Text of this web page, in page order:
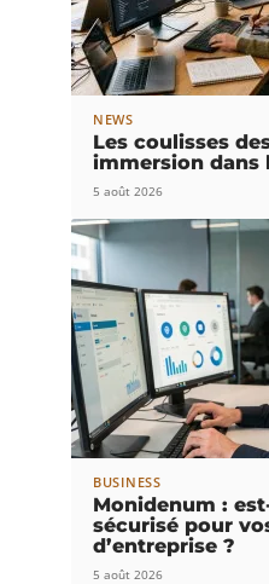
NEWS
Les coulisses
immersion dans
5 août 2026
BUSINESS
Monidenum :
sécurisé pour
d’entreprise ?
5 août 2026